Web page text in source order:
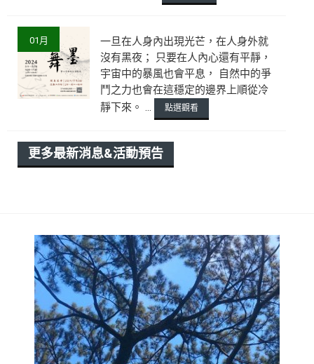
01月
一旦在人身內出現光芒，在人身外就
沒有黑夜； 只要在人內心還有平靜，
宇宙中的暴風也會平息， 自然中的爭
鬥之力也會在這穩定的邊界上順從冷
靜下來。 ...
點選觀看
更多最新消息&活動預告